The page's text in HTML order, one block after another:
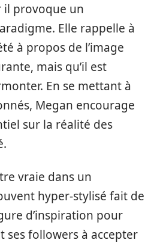
il provoque un
Elle rappelle à
à propos de l’image
mais qu’il est
En se mettant à
Megan encourage
sur la réalité des
vraie dans un
hyper-stylisé fait de
d’inspiration pour
ses followers à accepter